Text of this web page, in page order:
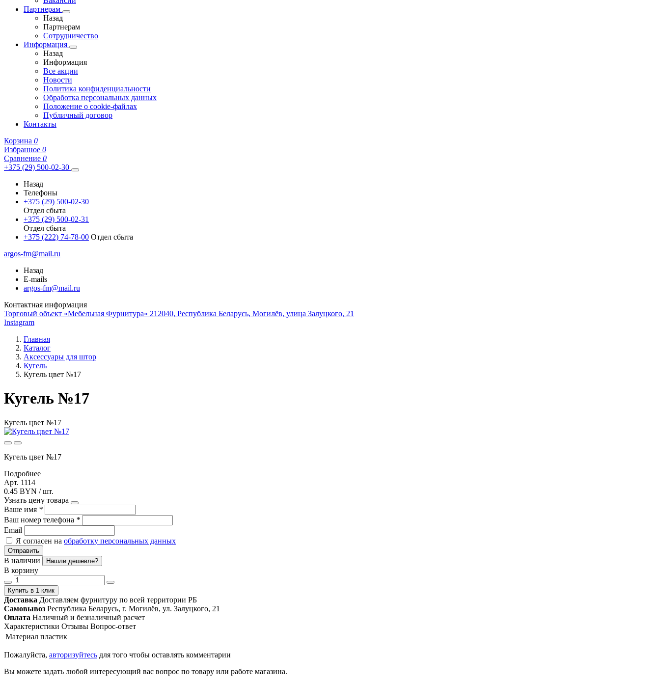
Партнерам
Назад
Партнерам
Сотрудничество
Информация
Назад
Информация
Все акции
Новости
Политика конфиденциальности
Обработка персональных данных
Положение о cookie-файлах
Публичный договор
Контакты
Корзина 0
Избранное 0
Сравнение 0
+375 (29) 500-02-30
Назад
Телефоны
+375 (29) 500-02-30
Отдел сбыта
+375 (29) 500-02-31
Отдел сбыта
+375 (222) 74-78-00 Отдел сбыта
argos-fm@mail.ru
Назад
E-mails
argos-fm@mail.ru
Контактная информация
Торговый объект «Мебельная Фурнитура» 212040, Республика Беларусь, Могилёв, улица Залуцкого, 21
Instagram
Главная
Каталог
Аксессуары для штор
Кугель
Кугель цвет №17
Кугель №17
Кугель цвет №17
Кугель цвет №17
Подробнее
Арт. 1114
0.45 BYN / шт.
Узнать цену товара
Ваше имя *
Ваш номер телефона *
Email
Я согласен на обработку персональных данных
Отправить
В наличии Нашли дешевле?
В корзину
Купить в 1 клик
Доставка Доставляем фурнитуру по всей территории РБ
Самовывоз Республика Беларусь, г. Могилёв, ул. Залуцкого, 21
Оплата Наличный и безналичный расчет
Характеристики Отзывы Вопрос-ответ
Материал пластик
Пожалуйста, авторизуйтесь для того чтобы оставлять комментарии
Вы можете задать любой интересующий вас вопрос по товару или работе магазина.